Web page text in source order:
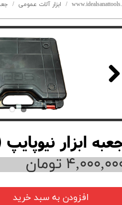
ابزار آلات عمومی
ابزار
تومان
افزودن به سبد خرید